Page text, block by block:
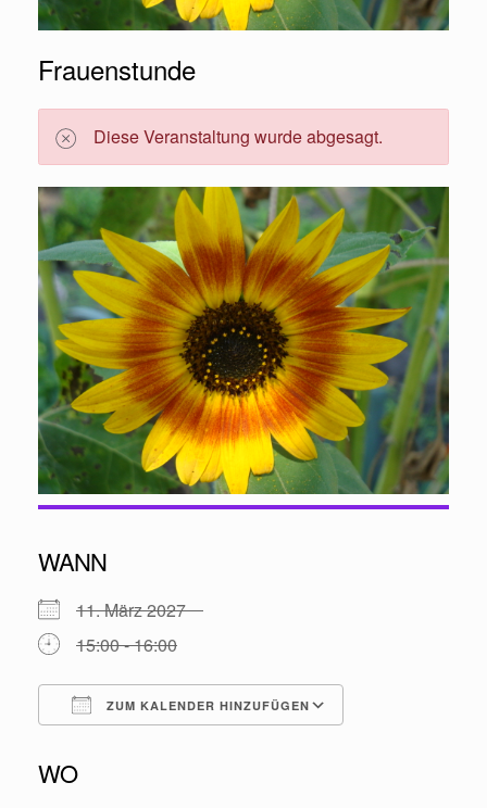
Frauenstunde
Diese Veranstaltung wurde abgesagt.
WANN
11. März 2027
15:00 - 16:00
ZUM KALENDER HINZUFÜGEN
WO